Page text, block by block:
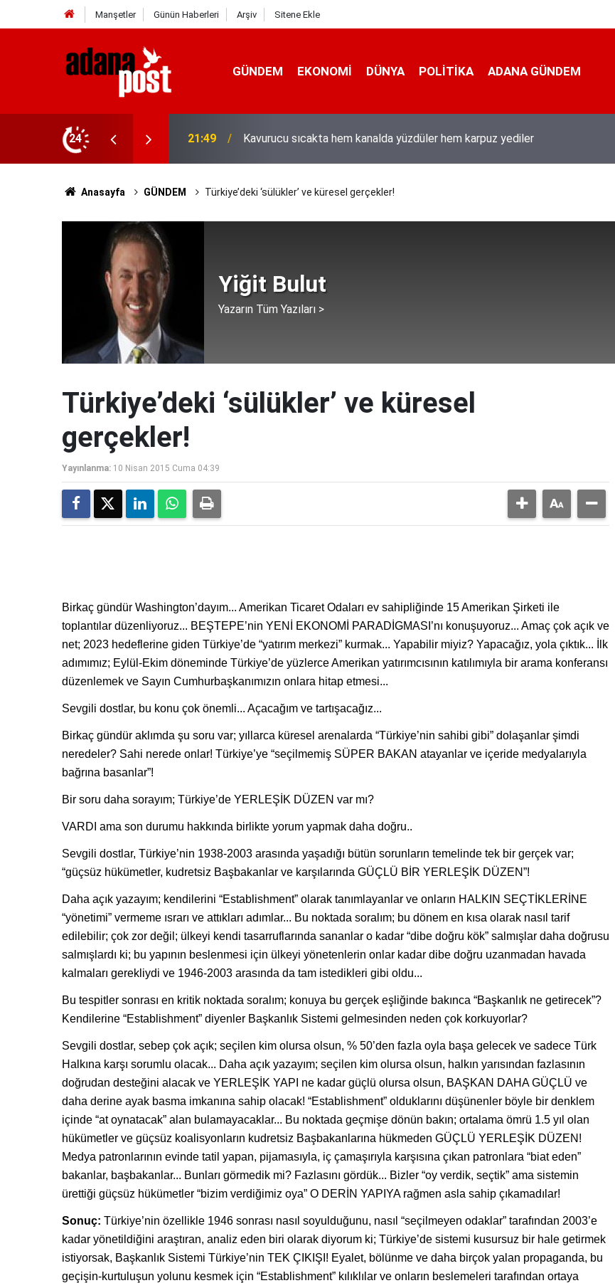
Manşetler Günün Haberleri Arşiv Sitene Ekle
GÜNDEM EKONOMI DÜNYA POLİTİKA ADANA GÜNDEM
24 21:31
Yeni İletişim Vizyonu” başlıklı makales
Anasayfa GÜNDEM Türkiye’deki ‘sülükler’ ve küresel gerçekler!
Yiğit Bulut
Yazarın Tüm Yazıları >
Türkiye’deki ‘sülükler’ ve küresel
gerçekler!
Yayınlanma: 10 Nisan 2015 Cuma 04:39
Birkaç gündür Washington’dayım... Amerikan Ticaret Odaları ev sahipliğinde 15 Amerikan Şirketi ile
toplantılar düzenliyoruz... BEŞTEPE’nin YENİ EKONOMİ PARADİGMASI’nı konuşuyoruz... Amaç çok açık ve
net; 2023 hedeflerine giden Türkiye’de “yatırım merkezi” kurmak... Yapabilir miyiz? Yapacağız, yola çıktık... İlk
adımımız; Eylül-Ekim döneminde Türkiye’de yüzlerce Amerikan yatırımcısının katılımıyla bir arama konferansı
düzenlemek ve Sayın Cumhurbaşkanımızın onlara hitap etmesi...
Sevgili dostlar, bu konu çok önemli... Açacağım ve tartışacağız...
Birkaç gündür aklımda şu soru var; yıllarca küresel arenalarda “Türkiye’nin sahibi gibi” dolaşanlar şimdi
neredeler? Sahi nerede onlar! Türkiye’ye “seçilmemiş SÜPER BAKAN atayanlar ve içeride medyalarıyla
bağrına basanlar”!
Bir soru daha sorayım; Türkiye’de YERLEŞİK DÜZEN var mı?
VARDI ama son durumu hakkında birlikte yorum yapmak daha doğru..
Sevgili dostlar, Türkiye’nin 1938-2003 arasında yaşadığı bütün sorunların temelinde tek bir gerçek var;
“güçsüz hükümetler, kudretsiz Başbakanlar ve karşılarında GÜÇLÜ BİR YERLEŞİK DÜZEN”!
Daha açık yazayım; kendilerini “Establishment” olarak tanımlayanlar ve onların HALKIN SEÇTİKLERİNE
“yönetimi” vermeme ısrarı ve attıkları adımlar... Bu noktada soralım; bu dönem en kısa olarak nasıl tarif
edilebilir; çok zor değil; ülkeyi kendi tasarruflarında sananlar o kadar “dibe doğru kök” salmışlar daha doğrusu
salmışlardı ki; bu yapının beslenmesi için ülkeyi yönetenlerin onlar kadar dibe doğru uzanmadan havada
kalmaları gerekliydi ve 1946-2003 arasında da tam istedikleri gibi oldu...
Bu tespitler sonrası en kritik noktada soralım; konuya bu gerçek eşliğinde bakınca “Başkanlık ne getirecek”?
Kendilerine “Establishment” diyenler Başkanlık Sistemi gelmesinden neden çok korkuyorlar?
Sevgili dostlar, sebep çok açık; seçilen kim olursa olsun, % 50’den fazla oyla başa gelecek ve sadece Türk
Halkına karşı sorumlu olacak... Daha açık yazayım; seçilen kim olursa olsun, halkın yarısından fazlasının
doğrudan desteğini alacak ve YERLEŞİK YAPI ne kadar güçlü olursa olsun, BAŞKAN DAHA GÜÇLÜ ve
daha derine ayak basma imkanına sahip olacak! “Establishment” olduklarını düşünenler böyle bir denklem
içinde “at oynatacak” alan bulamayacaklar... Bu noktada geçmişe dönün bakın; ortalama ömrü 1.5 yıl olan
hükümetler ve güçsüz koalisyonların kudretsiz Başbakanlarına hükmeden GÜÇLÜ YERLEŞİK DÜZEN!
Medya patronlarının evinde tatil yapan, pijamasıyla, iç çamaşırıyla karşısına çıkan patronlara “biat eden”
bakanlar, başbakanlar... Bunları görmedik mi? Fazlasını gördük... Bizler “oy verdik, seçtik” ama sistemin
ürettiği güçsüz hükümetler “bizim verdiğimiz oya” O DERİN YAPIYA rağmen asla sahip çıkamadılar!
Sonuç: Türkiye’nin özellikle 1946 sonrası nasıl soyulduğunu, nasıl “seçilmeyen odaklar” tarafından 2003’e
kadar yönetildiğini araştıran, analiz eden biri olarak diyorum ki; Türkiye’de sistemi kusursuz bir hale getirmek
istiyorsak, Başkanlık Sistemi Türkiye’nin TEK ÇIKIŞI! Eyalet, bölünme ve daha birçok yalan propaganda, bu
geçişin-kurtuluşun yolunu kesmek için “Establishment” kılıklılar ve onların beslemeleri tarafından ortaya